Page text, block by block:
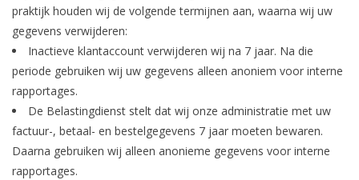
praktijk houden wij de volgende termijnen aan, waarna wij uw
gegevens verwijderen:
Inactieve klantaccount verwijderen wij na 7 jaar. Na die
periode gebruiken wij uw gegevens alleen anoniem voor interne
rapportages.
De Belastingdienst stelt dat wij onze administratie met uw
factuur-, betaal- en bestelgegevens 7 jaar moeten bewaren.
Daarna gebruiken wij alleen anonieme gegevens voor interne
rapportages.